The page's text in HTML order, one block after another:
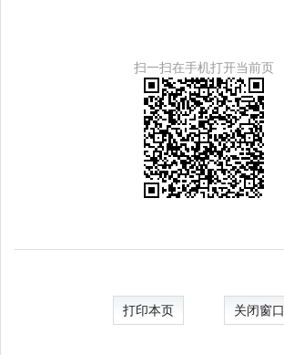
扫一扫在手机打开当前页
打印本页 关闭窗口